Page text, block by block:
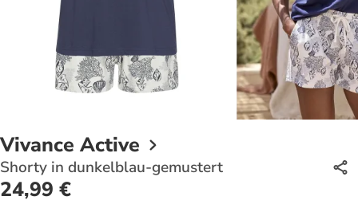
Vivance Active
Shorty in dunkelblau-gemustert
24,99 €